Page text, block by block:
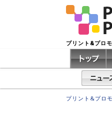
プリント&プロ
プリント&プロ